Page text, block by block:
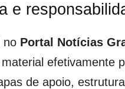
e
no Portal Notícias
efetivamente
de apoio,